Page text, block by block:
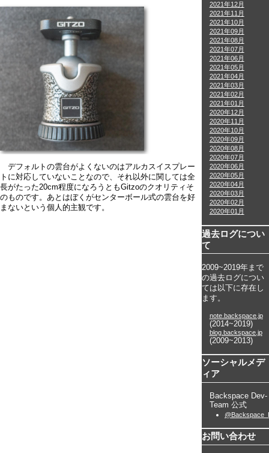
デフォルトの雲台がよくないのはアルカスイスプレー
トに対応していないことなので、それ以外に関しては全
長がたった20cm程度になろうともGitzoのクオリティそ
のものです。あとはぼくがセンターボール式の雲台を好
まないという個人的主観です。
2021年12月
2021年11月
2021年10月
2021年09月
2021年08月
2021年07月
2021年06月
2021年05月
2021年04月
2021年03月
2021年02月
2021年01月
2020年12月
2020年11月
2020年10月
2020年09月
2020年08月
2020年07月
2020年06月
2020年05月
2020年04月
2020年03月
2020年02月
2020年01月
過去ログについ
て
2009~2019年まで
の過去ログについ
ては以下に存在し
ます。
note.backspace.jp
(2014~2019)
blog.backspace.jp
(2009~2013)
ソーシャルメデ
ィア
Backspace Dev-
Team 公式
お問い合わせ